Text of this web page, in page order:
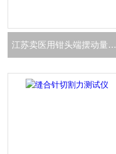
江苏卖医用钳头端摆动量测定仪信赖老品牌